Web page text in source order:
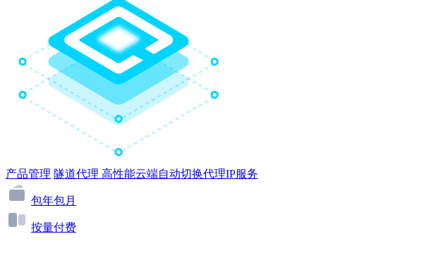
产品管理 隧道代理 高性能云端自动切换代理IP服务
包年包月
按量付费